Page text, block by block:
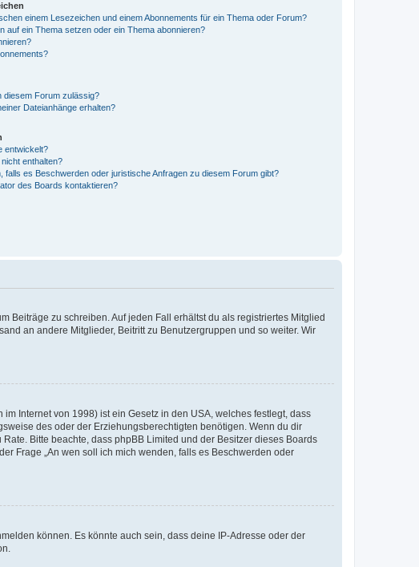
einem Lesezeichen und einem Abonnements für ein Thema oder Forum?
auf ein Thema setzen oder ein Thema abonnieren?
diesem Forum zulässig?
Dateianhänge erhalten?
entwickelt?
enthalten?
falls es Beschwerden oder juristische Anfragen zu diesem Forum gibt?
des Boards kontaktieren?
Beiträge zu schreiben. Auf jeden Fall erhältst du als registriertes Mitglied
an andere Mitglieder, Beitritt zu Benutzergruppen und so weiter. Wir
Internet von 1998) ist ein Gesetz in den USA, welches festlegt, dass
des oder der Erziehungsberechtigten benötigen. Wenn du dir
Bitte beachte, dass phpBB Limited und der Besitzer dieses Boards
Frage „An wen soll ich mich wenden, falls es Beschwerden oder
können. Es könnte auch sein, dass deine IP-Adresse oder der